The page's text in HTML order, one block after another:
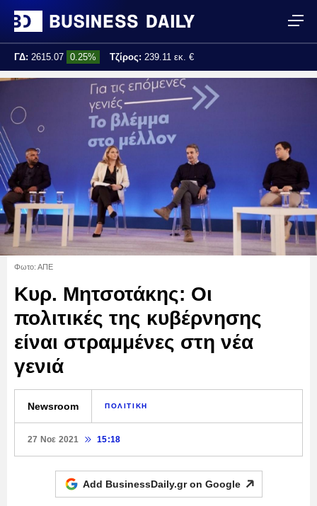
ΓΔ: 2615.07 0.25% Τζίρος: 239.11 εκ. €
Τελ. ενημέρωση: 17:25:01
Φωτο: ΑΠΕ
Κυρ. Μητσοτάκης: Οι
πολιτικές της κυβέρνησης
είναι στραμμένες στη νέα
γενιά
Newsroom ΠΟΛΙΤΙΚΗ
27 Νοε 2021 15:18
Add BusinessDaily.gr on Google